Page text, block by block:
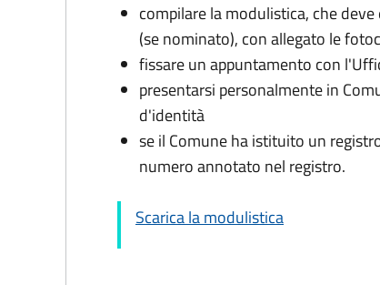
compilare la modulistica, che
(se nominato), con allegato le
fissare un appuntamento con
presentarsi personalmente in
d'identità
se il Comune ha istituito un
numero annotato nel registro.
Scarica la modulistica